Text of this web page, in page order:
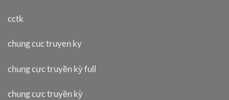
cctk
chung cuc truyen ky
chung cực truyền kỳ full
chung cực truyền kỳ